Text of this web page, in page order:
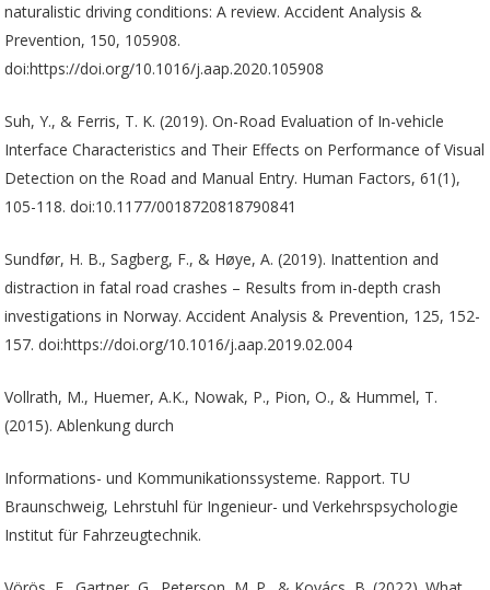
naturalistic driving conditions: A review. Accident Analysis &
Prevention, 150, 105908.
doi:https://doi.org/10.1016/j.aap.2020.105908
Suh, Y., & Ferris, T. K. (2019). On-Road Evaluation of In-vehicle
Interface Characteristics and Their Effects on Performance of Visual
Detection on the Road and Manual Entry. Human Factors, 61(1),
105-118. doi:10.1177/0018720818790841
Sundfør, H. B., Sagberg, F., & Høye, A. (2019). Inattention and
distraction in fatal road crashes – Results from in-depth crash
investigations in Norway. Accident Analysis & Prevention, 125, 152-
157. doi:https://doi.org/10.1016/j.aap.2019.02.004
Vollrath, M., Huemer, A.K., Nowak, P., Pion, O., & Hummel, T.
(2015). Ablenkung durch
Informations- und Kommunikationssysteme. Rapport. TU
Braunschweig, Lehrstuhl für Ingenieur- und Verkehrspsychologie
Institut für Fahrzeugtechnik.